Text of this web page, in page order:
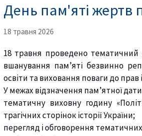
День пам'яті жертв
18 травня 2026
18 травня проведено тематичний
вшанування пам’яті безвинно
освіти та виховання поваги до
У межах відзначення пам’ятної
тематичну виховну годину
трагічних сторінок історії України;
перегляд і обговорення